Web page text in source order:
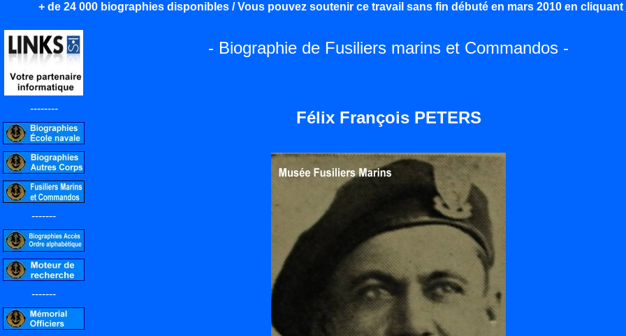
+ de 24 000 biographies disponibles / Vous pouvez soutenir ce travail sans fin débuté en mars 2010 en cliquant
--------
-------
-------
- Biographie de Fusiliers marins et Commandos -
Félix François PETERS